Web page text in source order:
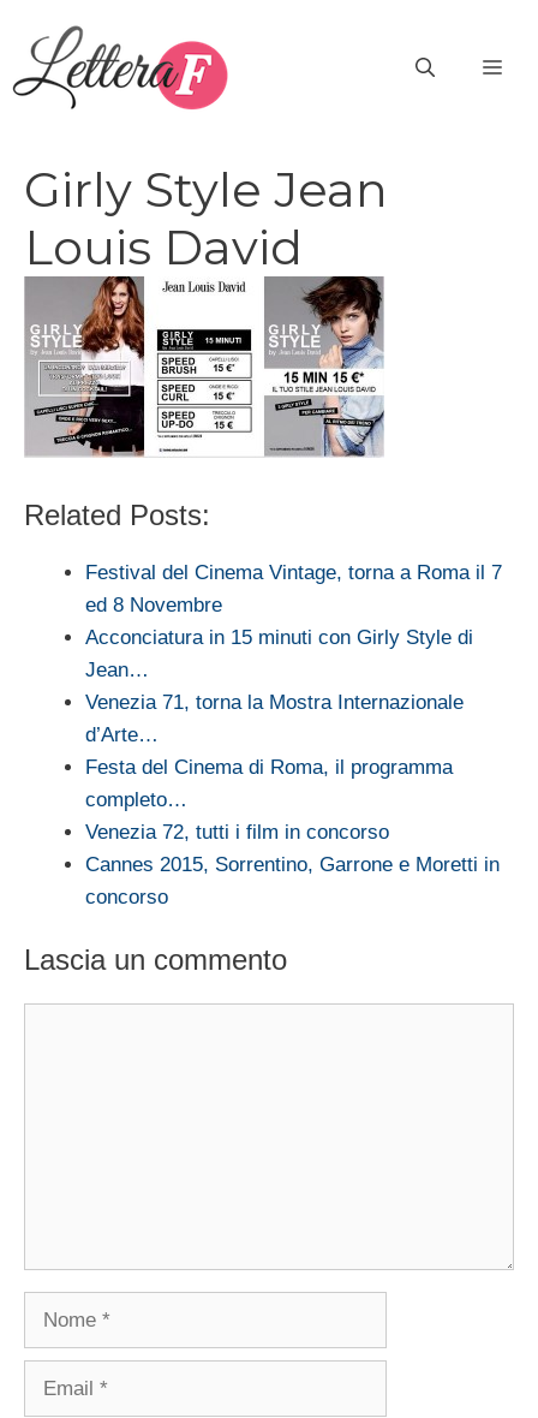
contenuto
Girly Style Jean
Louis David
Related Posts:
Festival del Cinema Vintage, torna a Roma il 7
ed 8 Novembre
Acconciatura in 15 minuti con Girly Style di
Jean…
Venezia 71, torna la Mostra Internazionale
d’Arte…
Festa del Cinema di Roma, il programma
completo…
Venezia 72, tutti i film in concorso
Cannes 2015, Sorrentino, Garrone e Moretti in
concorso
Lascia un commento
Nome
Email